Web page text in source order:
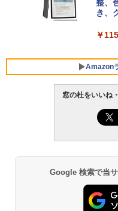
整、
き、
￥
Amazon
窓の杜をいいね
Google 検索で当